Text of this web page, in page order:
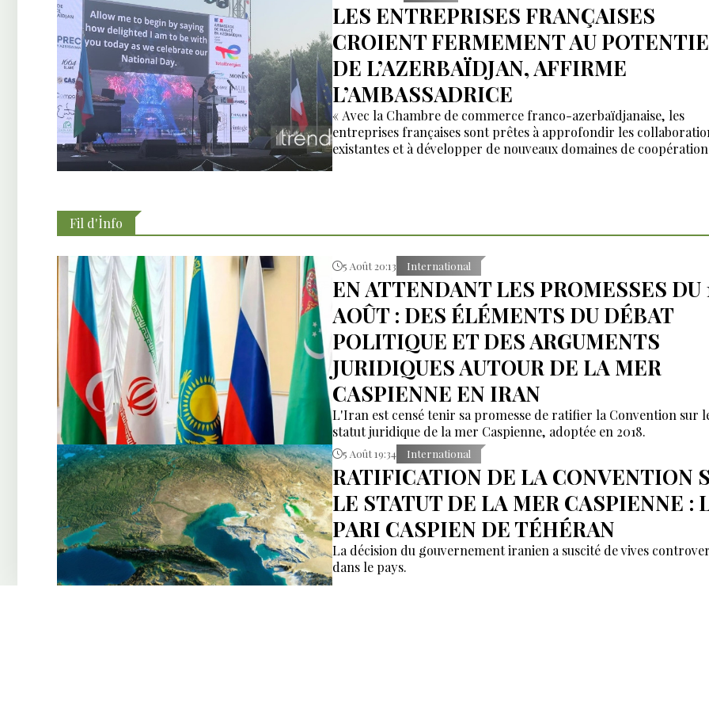
LES ENTREPRISES FRANÇAISES
CROIENT FERMEMENT AU
DE L’AZERBAÏDJAN, AFFIRME
L’AMBASSADRICE
« Avec la Chambre de commerce franco-azerbaïdjanaise, les
entreprises françaises sont prêtes à approfondir les
existantes et à développer de nouveaux domaines de coopération
Fil d'İnfo
5 Août 20:13 International
EN ATTENDANT LES PROMESSES DU
AOÛT : DES ÉLÉMENTS DU DÉBAT
POLITIQUE ET DES ARGUMENTS
JURIDIQUES AUTOUR DE LA MER
CASPIENNE EN IRAN
L'Iran est censé tenir sa promesse de ratifier la Convention sur
statut juridique de la mer Caspienne, adoptée en 2018.
5 Août 19:34 International
RATIFICATION DE LA CONVENTION
LE STATUT DE LA MER CASPIENNE :
PARI CASPIEN DE TÉHÉRAN
La décision du gouvernement iranien a suscité de vives
dans le pays.